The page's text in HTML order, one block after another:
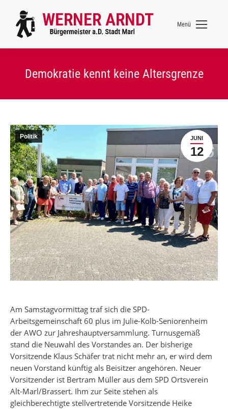
Menü
Demokratie kennt keine Altersgrenze
JUNI
12
Politik
Am Samstagvormittag traf sich die SPD-
Arbeitsgemeinschaft 60 plus im Julie-Kolb-Seniorenheim
der AWO zur Jahreshauptversammlung. Turnusgemäß
stand die Neuwahl des Vorstandes an. Der bisherige
Vorsitzende Klaus Schäfer trat nicht mehr an, er wird dem
neuen Vorstand künftig als Beisitzer angehören. Neuer
Vorsitzender ist Bertram Müller aus dem SPD Ortsverein
Alt-Marl/Brassert. Ihm zur Seite stehen als
gleichberechtigte stellvertretende Vorsitzende Heike